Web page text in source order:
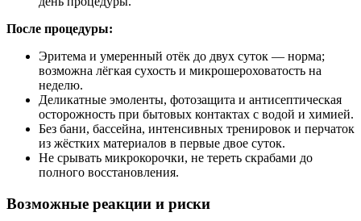
После процедуры:
Эритема и умеренный отёк до двух суток — норма;
возможна лёгкая сухость и микрошероховатость на
неделю.
Деликатные эмоленты, фотозащита и антисептическая
осторожность при бытовых контактах с водой и химией.
Без бани, бассейна, интенсивных тренировок и перчаток
из жёстких материалов в первые двое суток.
Не срывать микрокорочки, не тереть скрабами до
полного восстановления.
Возможные реакции и риски